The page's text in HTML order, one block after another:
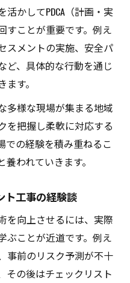
かしてPDCA（計画・実
すことが重要です。例え
スメントの実施、安全パ
ど、具体的な行動を通じ
す。
多様な現場が集まる地域
を把握し柔軟に対応する
での経験を積み重ねるこ
われていきます。
ト工事の経験談
を向上させるには、実際
ぶことが近道です。例え
事前のリスク予測が不十
その後はチェックリスト